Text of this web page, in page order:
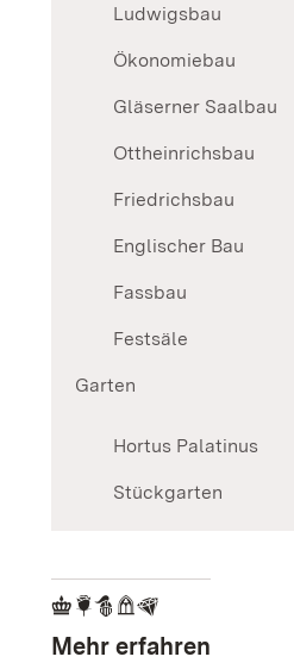
Ludwigsbau
Ökonomiebau
Gläserner Saalbau
Ottheinrichsbau
Friedrichsbau
Englischer Bau
Fassbau
Festsäle
Garten
Hortus Palatinus
Stückgarten
Mehr erfahren